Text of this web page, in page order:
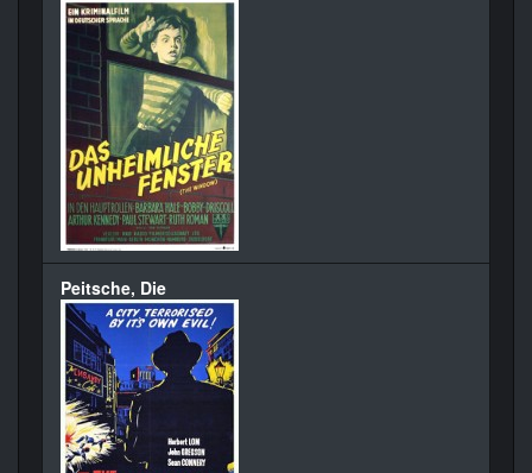
Peitsche, Die